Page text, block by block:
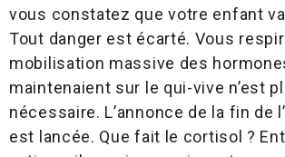
vous constatez que votre enfant
Tout danger est écarté. Vous
mobilisation massive des
maintenaient sur le qui-vive n’est
nécessaire. L’annonce de la fin de
est lancée. Que fait le cortisol ?